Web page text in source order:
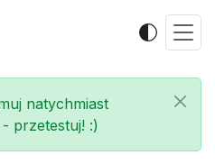
natychmiast
przetestuj! :)